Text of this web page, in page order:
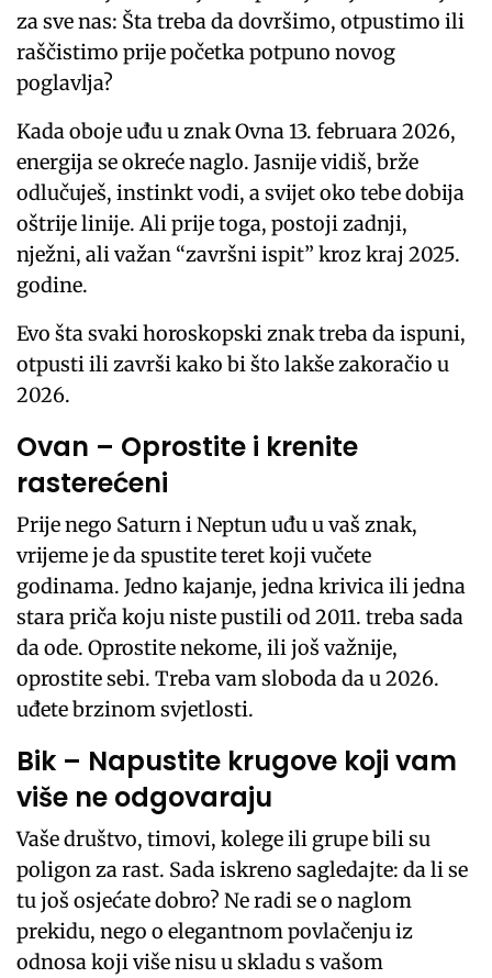
za sve nas: Šta treba da dovršimo, otpustimo ili
raščistimo prije početka potpuno novog
poglavlja?
Kada oboje uđu u znak Ovna 13. februara 2026,
energija se okreće naglo. Jasnije vidiš, brže
odlučuješ, instinkt vodi, a svijet oko tebe dobija
oštrije linije. Ali prije toga, postoji zadnji,
nježni, ali važan “završni ispit” kroz kraj 2025.
godine.
Evo šta svaki horoskopski znak treba da ispuni,
otpusti ili završi kako bi što lakše zakoračio u
2026.
Ovan – Oprostite i krenite
rasterećeni
Prije nego Saturn i Neptun uđu u vaš znak,
vrijeme je da spustite teret koji vučete
godinama. Jedno kajanje, jedna krivica ili jedna
stara priča koju niste pustili od 2011. treba sada
da ode. Oprostite nekome, ili još važnije,
oprostite sebi. Treba vam sloboda da u 2026.
uđete brzinom svjetlosti.
Bik – Napustite krugove koji vam
više ne odgovaraju
Vaše društvo, timovi, kolege ili grupe bili su
poligon za rast. Sada iskreno sagledajte: da li se
tu još osjećate dobro? Ne radi se o naglom
prekidu, nego o elegantnom povlačenju iz
odnosa koji više nisu u skladu s vašom